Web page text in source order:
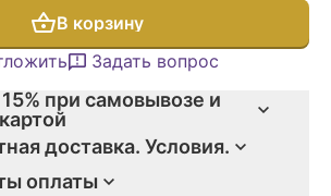
В корзину
Задать вопрос
при самовывозе и
доставка. Условия.
оплаты